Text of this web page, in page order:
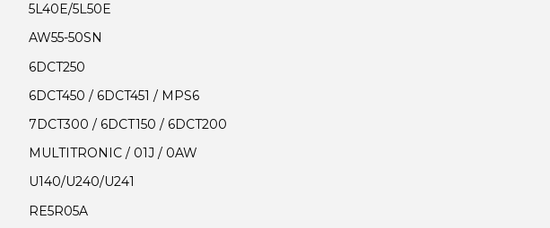
5L40E/5L50E
AW55-50SN
6DCT250
6DCT450 / 6DCT451 / MPS6
7DCT300 / 6DCT150 / 6DCT200
MULTITRONIC / 01J / 0AW
U140/U240/U241
RE5R05A